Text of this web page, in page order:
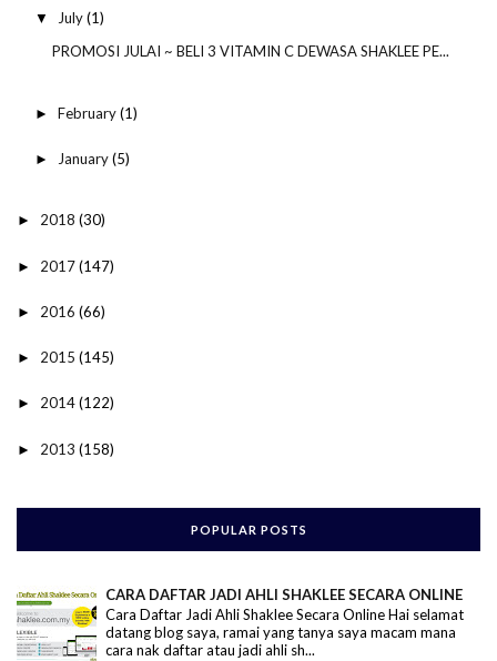
▼ July(1)
PROMOSI JULAI ~ BELI 3 VITAMIN C DEWASA SHAKLEE PE...
► February(1)
► January(5)
► 2018 (30)
► 2017(147)
► 2016 (66)
► 2015 (145)
► 2014(122)
► 2013 (158)
POPULAR POSTS
CARA DAFTAR JADI AHLI SHAKLEE SECARA ONLINE
Cara Daftar Jadi Ahli Shaklee Secara Online Hai selamat
datang blog saya, ramai yang tanya saya macam mana
cara nak daftar atau jadi ahli sh...